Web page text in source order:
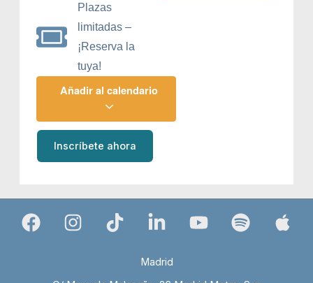
Plazas
limitadas –
¡Reserva la
tuya!
Inscríbete ahora
Madrid